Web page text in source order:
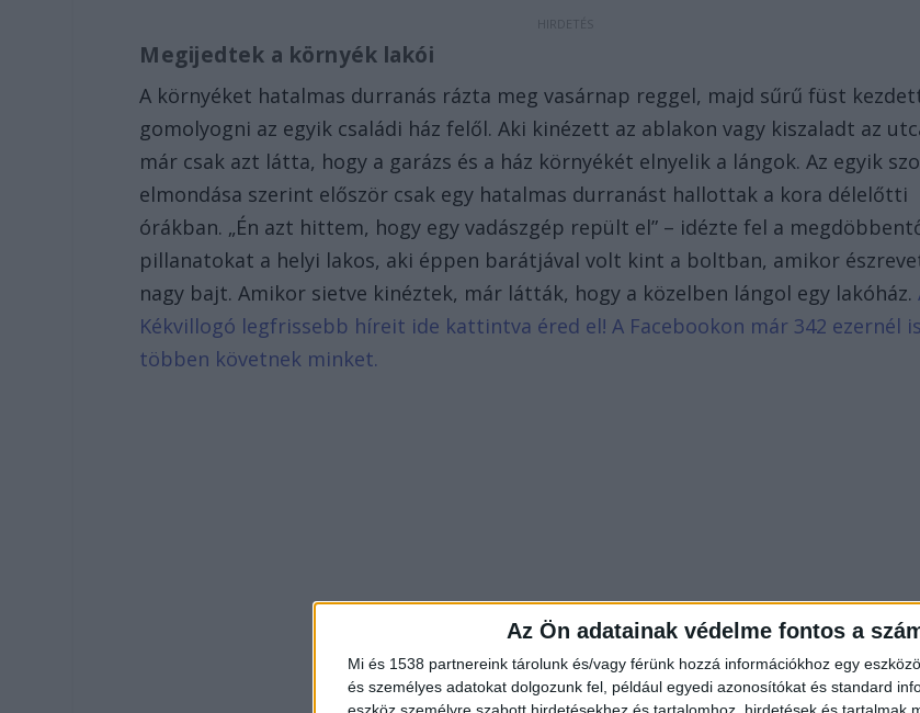
Az Ön adatainak védelme fontos a
Mi és 1538 partnereink tárolunk és/vagy férünk hozzá információkhoz egy
és személyes adatokat dolgozunk fel, például egyedi azonosítókat és standard
eszköz személyre szabott hirdetésekhez és tartalomhoz, hirdetések és tartalmak
Megijedtek a környék lakói
A környéket hatalmas durranás rázta meg vasárnap reggel, majd sűrű füst
gomolyogni az egyik családi ház felől. Aki kinézett az ablakon vagy kiszaladt az
már csak azt látta, hogy a garázs és a ház környékét elnyelik a lángok. Az egyik
elmondása szerint először csak egy hatalmas durranást hallottak a kora délelőtti
órákban. „Én azt hittem, hogy egy vadászgép repült el” – idézte fel a
pillanatokat a helyi lakos, aki éppen barátjával volt kint a boltban, amikor
nagy bajt. Amikor sietve kinéztek, már látták, hogy a közelben lángol egy lakóház.
Kékvillogó legfrissebb híreit ide kattintva éred el! A Facebookon már 342 ezernél is
többen követnek minket.